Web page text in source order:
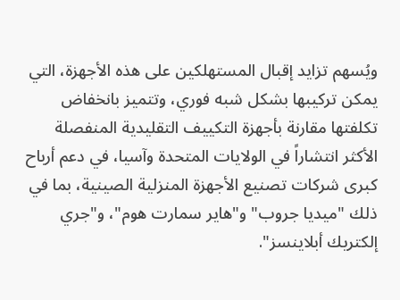
ويُسهم تزايد إقبال المستهلكين على هذه الأجهزة، التي
يمكن تركيبها بشكل شبه فوري، وتتميز بانخفاض
تكلفتها مقارنة بأجهزة التكييف التقليدية المنفصلة
الأكثر انتشاراً في الولايات المتحدة وآسيا، في دعم أرباح
كبرى شركات تصنيع الأجهزة المنزلية الصينية، بما في
ذلك "ميديا جروب" و"هاير سمارت هوم"، و"جري
إلكتريك أبلاينسز".